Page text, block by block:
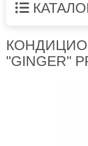
"GINGER"